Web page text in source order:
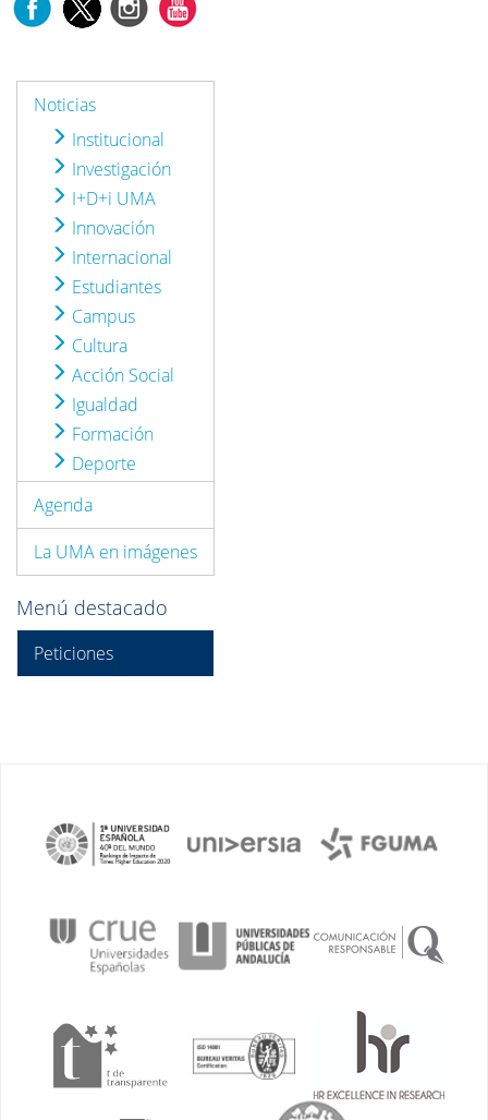
Noticias
Institucional
Investigación
I+D+i UMA
Innovación
Internacional
Estudiantes
Campus
Cultura
Acción Social
Igualdad
Formación
Deporte
Agenda
La UMA en imágenes
Menú destacado
Peticiones